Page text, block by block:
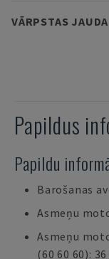
VĀRPSTAS JAUDA
Papildus
Papildu
Barošanas
Asmeņu
Asmeņu
(60 60 60):